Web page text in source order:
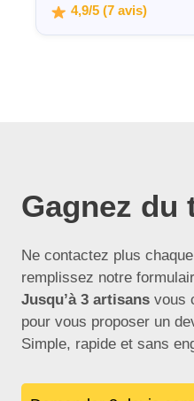
4,9/5 (7 avis)
Gagnez
Ne contactez plus
remplissez notre
Jusqu’à 3 artisans vous
pour vous proposer un
Simple, rapide et sans